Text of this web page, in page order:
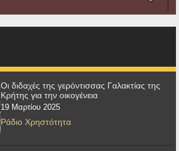
Οι διδαχές της γερόντισσας Γαλακτίας της
Κρήτης για την οικογένεια
19 Μαρτίου 2025
Ράδιο Χρηστότητα